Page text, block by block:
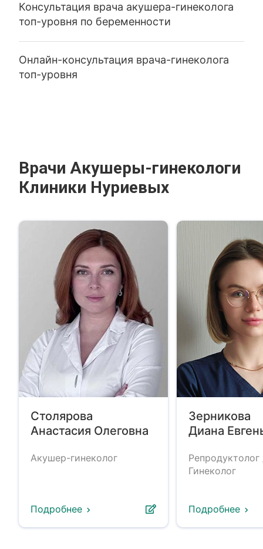
Консультация врача акушера-гинеколога
топ-уровня по беременности
Онлайн-консультация врача-гинеколога
топ-уровня
Врачи Акушеры-гинекологи
Клиники Нуриевых
Столярова
Анастасия Олеговна
Акушер-гинеколог
Подробнее
Зерникова
Диана
Репродуктолог
Гинеколог
Подробнее